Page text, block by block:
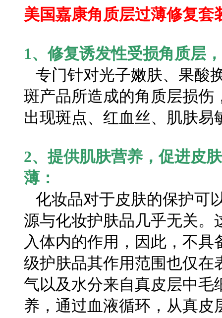
美国嘉康角质层过薄修复套
1、修复诱发性受损角质层
专门针对光子嫩肤、果酸
斑产品所造成的角质层损伤
出现斑点、红血丝、肌肤易
2、提供肌肤营养，促进皮
薄：
化妆品对于皮肤的保护可
源与化妆护肤品几乎无关。
入体内的作用，因此，不
级护肤品其作用范围也仅在
气以及水分来自真皮层中毛
养，通过血液循环，从真